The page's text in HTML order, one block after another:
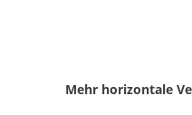
Mehr horizontale